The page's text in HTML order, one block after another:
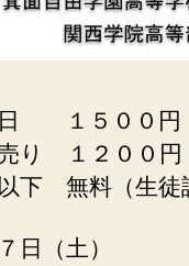
日 １５００円
り １２００円
下 無料（生徒
日（土）